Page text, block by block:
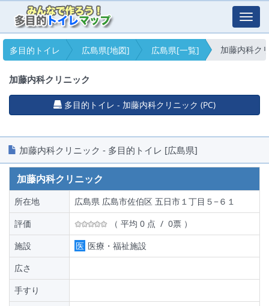
多目的トイレ
広島県[地図] 広島県[一覧] 加藤内科ク
加藤内科クリニック
多目的トイレ - 加藤内科クリニック (PC)
加藤内科クリニック - 多目的トイレ [広島県]
加藤内科クリニック
所在地
広島県 広島市佐伯区 五日市１丁目５−６１
評価
（ 平均 0 点 / 0票 ）
施設
医 医療・福祉施設
広さ
手すり